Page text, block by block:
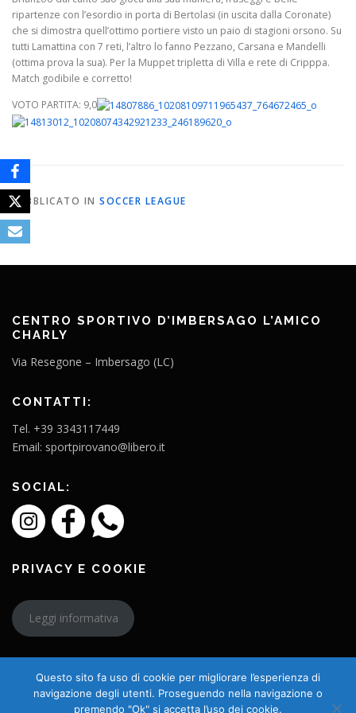
ripartenze con l’esordio in porta di Bertolasi (in uscita dalla Coronate)
che si dimostra quell’ottimo portiere visto un paio di stagioni orsono. Su
tutti Lamattina con 7 reti, l’altro lo fanno Pezzano, Carsana e Mandelli
(ottima prova la sua). Per la Muppet tripletta di Villa e rete di Cripppa.
Match godibile e corretto!
VOTO PARTITA: 9,0
PUBBLICATO IN SOCCER LEAGUE
CENTRO SPORTIVO D’IMBERSAGO L’AMICO
CHARLY
Via Resegone – Imbersago (LC)
CONTATTI:
Tel. +39 3343117449
Email: sportpirovano@libero.it
SOCIAL:
PRIVACY E COOKIE
Leggi informativa
Questo sito fa uso di cookie per migliorare l’esperienza di
navigazione degli utenti. Proseguendo nella navigazione o
premendo "Ok" si accetta l’uso dei cookie.